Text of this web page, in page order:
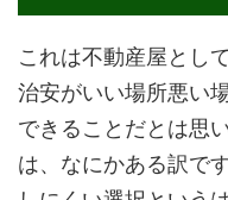
これは不動産屋とし
治安がいい場所悪い
できることだとは思
は、なにかある訳で